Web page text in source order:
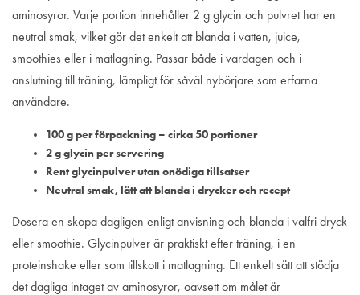
aminosyror. Varje portion innehåller 2 g glycin och pulvret har en
neutral smak, vilket gör det enkelt att blanda i vatten, juice,
smoothies eller i matlagning. Passar både i vardagen och i
anslutning till träning, lämpligt för såväl nybörjare som erfarna
användare.
100 g per förpackning – cirka 50 portioner
2 g glycin per servering
Rent glycinpulver utan onödiga tillsatser
Neutral smak, lätt att blanda i drycker och recept
Dosera en skopa dagligen enligt anvisning och blanda i valfri dryck
eller smoothie. Glycinpulver är praktiskt efter träning, i en
proteinshake eller som tillskott i matlagning. Ett enkelt sätt att stödja
det dagliga intaget av aminosyror, oavsett om målet är